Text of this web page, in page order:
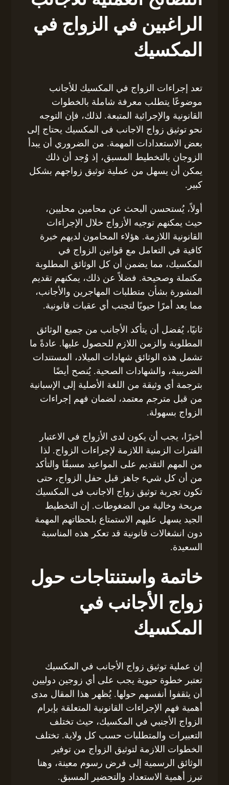
الراغبين في الزواج في
المكسيك
تعد إجراءات الزواج في المكسيك للأجانب
موضوعًا يتطلب معرفة شاملة بالخطوات
القانونية والإجرائية المتبعة. لذلك، فإن التوجه
نحو توثيق زواج الاجانب فى المكسيك يحتاج إلى
بعض الاستعدادات المهمة. من الضروري أن يبدأ
الزوجان بالتخطيط المسبق، إذ وُجد أن ذلك
يمكن أن يسهل من عملية توثيق زواجهم بشكل
كبير.
أولاً، يُستحسن البحث عن محامين محليين،
حيث يمكنهم توجيه الأزواج خلال الإجراءات
القانونية اللازمة. هؤلاء المحامون لديهم خبرة
كافية في التعامل مع قوانين الزواج في
المكسيك، مما يضمن أن كل الوثائق المطلوبة
مكتملة وصحيحة. فضلاً عن ذلك، يمكنهم تقديم
المشورة بشأن متطلبات المهاجرين والأجانب،
مما يعد أمرًا حيويًا لتجنب أي عقبات قانونية.
ثانيًا، يُفضل أن يتأكد الأجانب من جميع الوثائق
المطلوبة والزمن اللازم للحصول عليها. عادةً ما
تشمل هذه الوثائق شهادات الميلاد، المستندات
الضريبية، والشهادات الصحية. يُنصح أيضًا
بترجمة أي وثيقة من اللغة الأصلية إلى الإسبانية
من قبل مترجم معتمد، لضمان فهم إجراءات
الزواج بسهولة.
أخيرًا، يجب أن يكون لدى الأزواج في الاعتبار
الفترات الزمنية اللازمة لإجراءات الزواج. لذا
من المهم التقديم على المواعيد مسبقًا والتأكد
من أن كل شيء جاهز قبل حفل الزواج، حتى
تكون تجربة توثيق زواج الاجانب فى المكسيك
مريحة وخالية من الضغوطات. إن التخطيط
الجيد يسهل عليهم الاستمتاع بلحظاتهم المهمة
دون انشغالات قانونية قد تعكر هذه المناسبة
السعيدة.
خاتمة واستنتاجات حول
زواج الأجانب في
المكسيك
إن عملية توثيق زواج الأجانب في المكسيك
تعتبر خطوة حيوية يجب على أي زوجين دوليين
أن يثقفوا أنفسهم حولها. يُظهر هذا المقال مدى
أهمية فهم الإجراءات القانونية المتعلقة بإبرام
الزواج الأجنبي في المكسيك، حيث تختلف
التعبيرات والمتطلبات حسب كل ولاية. تختلف
الخطوات اللازمة لتوثيق الزواج من توفير
الوثائق الرسمية إلى فرض رسوم معينة، وهنا
تبرز أهمية الاستعداد والتحضير المسبق.